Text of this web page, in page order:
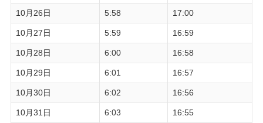
10月26日 5:58 17:00
10月27日 5:59 16:59
10月28日 6:00 16:58
10月29日 6:01 16:57
10月30日 6:02 16:56
10月31日 6:03 16:55